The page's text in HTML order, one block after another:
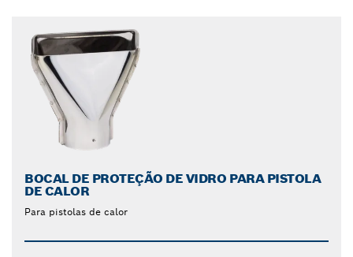
BOCAL DE PROTEÇÃO DE VIDRO PARA PISTOLA
DE CALOR
Para pistolas de calor